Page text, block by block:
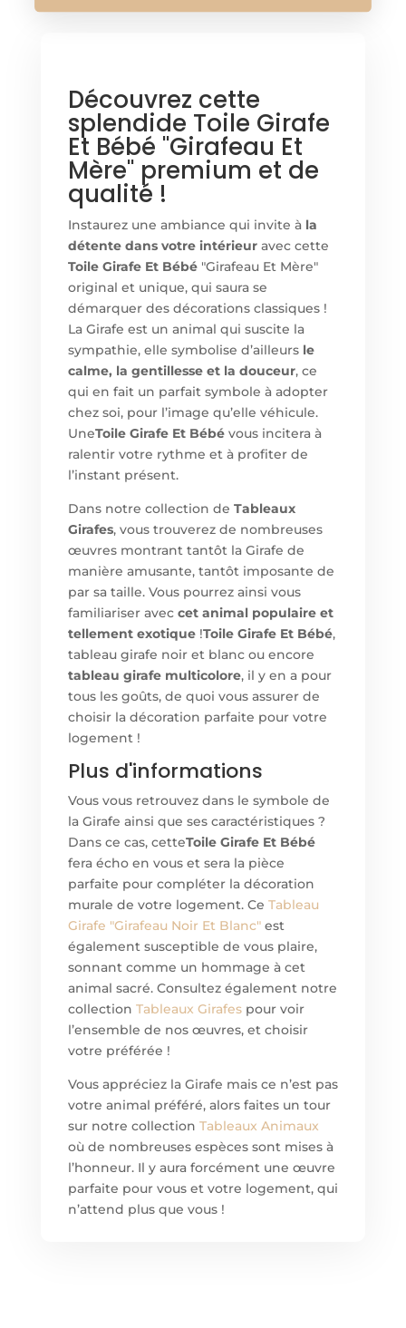
Découvrez cette
splendide Toile Girafe
Et Bébé "Girafeau Et
Mère" premium et de
qualité !
Instaurez une ambiance qui invite à la
détente dans votre intérieuravec cette
Toile Girafe Et Bébé"Girafeau Et Mère"
original et unique, qui saura se
démarquer des décorations classiques !
La Girafe est un animal qui suscite la
sympathie, elle symbolise d’ailleurs le
calme, la gentillesse et la douceur, ce
qui en fait un parfait symbole à adopter
chez soi, pour l’image qu’elle véhicule.
UneToile Girafe Et Bébévous incitera à
ralentir votre rythme et à profiter de
l’instant présent.
Dans notre collection de Tableaux
Girafes, vous trouverez de nombreuses
œuvres montrant tantôt la Girafe de
manière amusante, tantôt imposante de
par sa taille. Vous pourrez ainsi vous
familiariser avec cet animal populaire et
tellement exotique !Toile Girafe Et Bébé,
tableau girafe noir et blanc ou encore
tableau girafe multicolore, il y en a pour
tous les goûts, de quoi vous assurer de
choisir la décoration parfaite pour votre
logement !
Plus d'informations
Vous vous retrouvez dans le symbole de
la Girafe ainsi que ses caractéristiques ?
Dans ce cas, cetteToile Girafe Et Bébé
fera écho en vous et sera la pièce
parfaite pour compléter la décoration
murale de votre logement. Ce Tableau
Girafe "Girafeau Noir Et Blanc"est
également susceptible de vous plaire,
sonnant comme un hommage à cet
animal sacré. Consultez également notre
collection Tableaux Girafespour voir
l’ensemble de nos œuvres, et choisir
votre préférée !
Vous appréciez la Girafe mais ce n’est pas
votre animal préféré, alors faites un tour
sur notre collection Tableaux Animaux
où de nombreuses espèces sont mises à
l’honneur. Il y aura forcément une œuvre
parfaite pour vous et votre logement, qui
n’attend plus que vous !